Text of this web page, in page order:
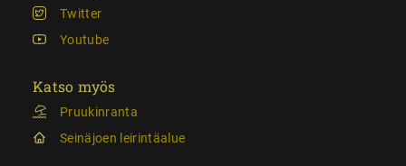
Twitter
Youtube
Katso myös
Pruukinranta
Seinäjoen leirintäalue